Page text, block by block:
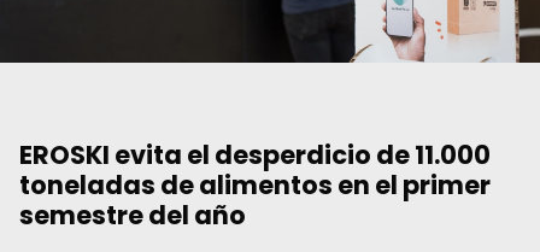
EROSKI evita el desperdicio de 11.000
toneladas de alimentos en el primer
semestre del año